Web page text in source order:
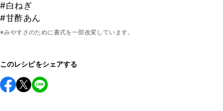
#白ねぎ
#甘酢あん
※みやすさのために書式を一部改変しています。
このレシピをシェアする